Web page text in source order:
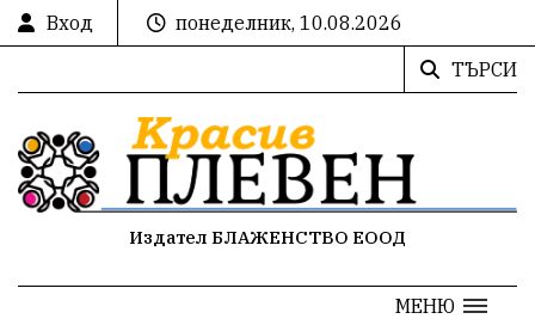
Вход
понеделник, 10.08.2026
ТЪРСИ
Издател БЛАЖЕНСТВО ЕООД
МЕНЮ